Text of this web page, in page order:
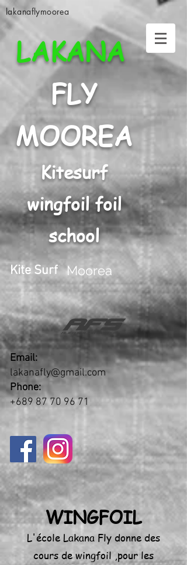
lakanaflymoorea
LAKANA
FLY
MOOREA
Kitesurf
wingfoil foil
school
Moorea
Kite Surf
Email:
lakanafly@gmail.com
Phone:
+689 87 70 96 71
WINGFOIL
L'école Lakana Fly donne des
cours de wingfoil ,pour les